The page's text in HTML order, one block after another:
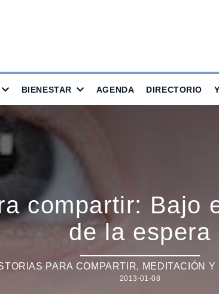
BIENESTAR AGENDA DIRECTORIO
compartir: Bajo
de la espera
PARA COMPARTIR, MEDITACIÓN
2013-01-08